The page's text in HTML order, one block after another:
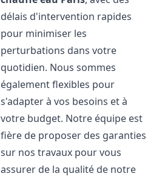
délais d'intervention rapides
pour minimiser les
perturbations dans votre
quotidien. Nous sommes
également flexibles pour
s'adapter à vos besoins et à
votre budget. Notre équipe est
fière de proposer des garanties
sur nos travaux pour vous
assurer de la qualité de notre